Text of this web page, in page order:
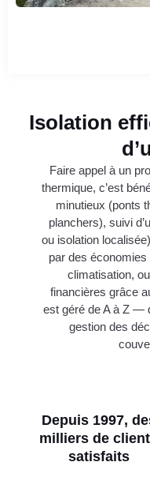
Isolation
Faire appel à un
thermique, c’est
minutieux (ponts
planchers), suivi
ou isolation
par des
climatisation,
financières grâce
est géré de A à Z —
gestion des
Depuis 1997,
milliers de
satisfaits